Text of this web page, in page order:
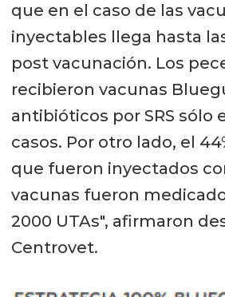
que en el caso de las
inyectables llega hasta
post vacunación. Los
recibieron vacunas
antibióticos por SRS sólo
casos. Por otro lado, el
que fueron inyectados
vacunas fueron
2000 UTAs", afirmaron
Centrovet.